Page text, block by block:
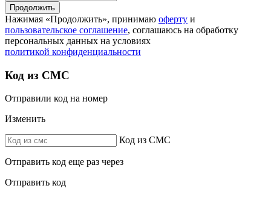
Продолжить
Нажимая «Продолжить», принимаю оферту и
пользовательское соглашение, соглашаюсь на обработку
персональных данных на условиях
политикой конфиденциальности
Код из СМС
Отправили код на номер
Изменить
Код из СМС
Отправить код еще раз через
Отправить код